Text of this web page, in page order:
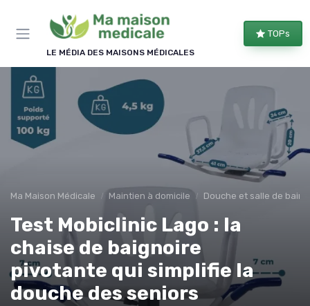
LE MÉDIA DES MAISONS MÉDICALES
TOPs
Ma Maison Médicale Maintien à domicile Douche et salle de bain
Test Mobiclinic Lago : la
chaise de baignoire
pivotante qui simplifie la
douche des seniors